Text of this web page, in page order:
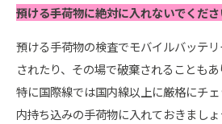
預ける手荷物に絶対に入れないでくださ
預ける手荷物の検査でモバイルバッテ
されたり、その場で破棄されることもあ
特に国際線では国内線以上に厳格にチ
内持ち込みの手荷物に入れておきましょ